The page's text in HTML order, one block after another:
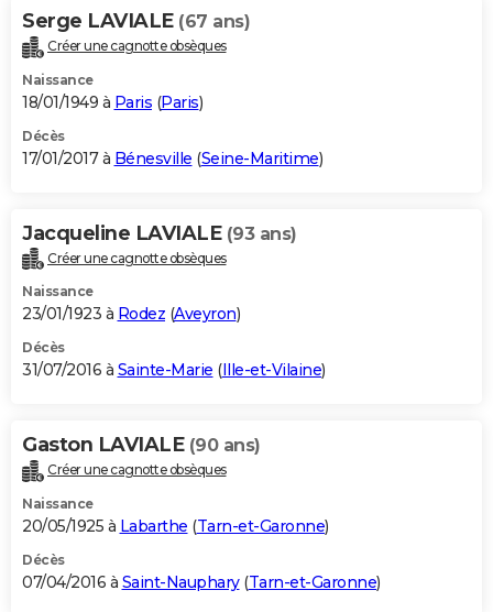
Serge LAVIALE (67 ans)
Créer une cagnotte obsèques
Naissance
18/01/1949 à Paris (Paris)
Décès
17/01/2017 à Bénesville (Seine-Maritime)
Jacqueline LAVIALE (93 ans)
Créer une cagnotte obsèques
Naissance
23/01/1923 à Rodez (Aveyron)
Décès
31/07/2016 à Sainte-Marie (Ille-et-Vilaine)
Gaston LAVIALE (90 ans)
Créer une cagnotte obsèques
Naissance
20/05/1925 à Labarthe (Tarn-et-Garonne)
Décès
07/04/2016 à Saint-Nauphary(Tarn-et-Garonne)